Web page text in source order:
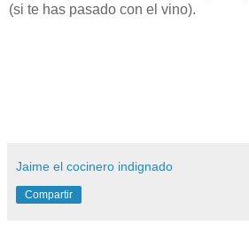
(si te has pasado con el vino).
Jaime el cocinero indignado
Compartir